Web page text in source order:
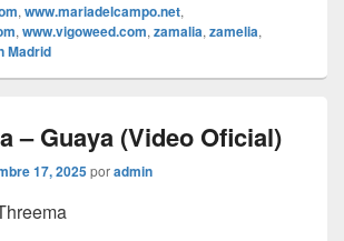
, www.mariadelcampo.net,
, www.vigoweed.com, zamalia, zamelia,
Madrid
– Guaya (Video Oficial)
17, 2025poradmin